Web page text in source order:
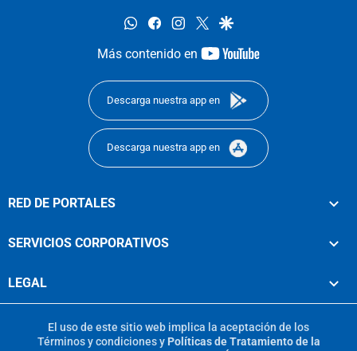
whatsappfacebookinstagram
twittergoogle
Más contenido en
youtube-
Descarga nuestra app en
Descarga nuestra app en
RED DE PORTALES
SERVICIOS CORPORATIVOS
LEGAL
El uso de este sitio web implica la aceptación de los
Términos y condicionesy Políticas de Tratamiento de la